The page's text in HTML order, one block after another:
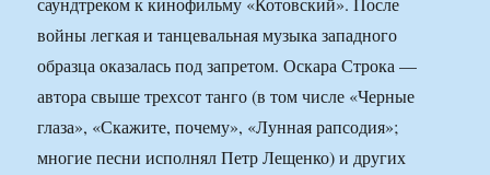
войны легкая и танцевальная музыка западного
образца оказалась под запретом. Оскара Строка —
автора свыше трехсот танго (в том числе «Черные
глаза», «Скажите, почему», «Лунная рапсодия»;
многие песни исполнял Петр Лещенко) и других